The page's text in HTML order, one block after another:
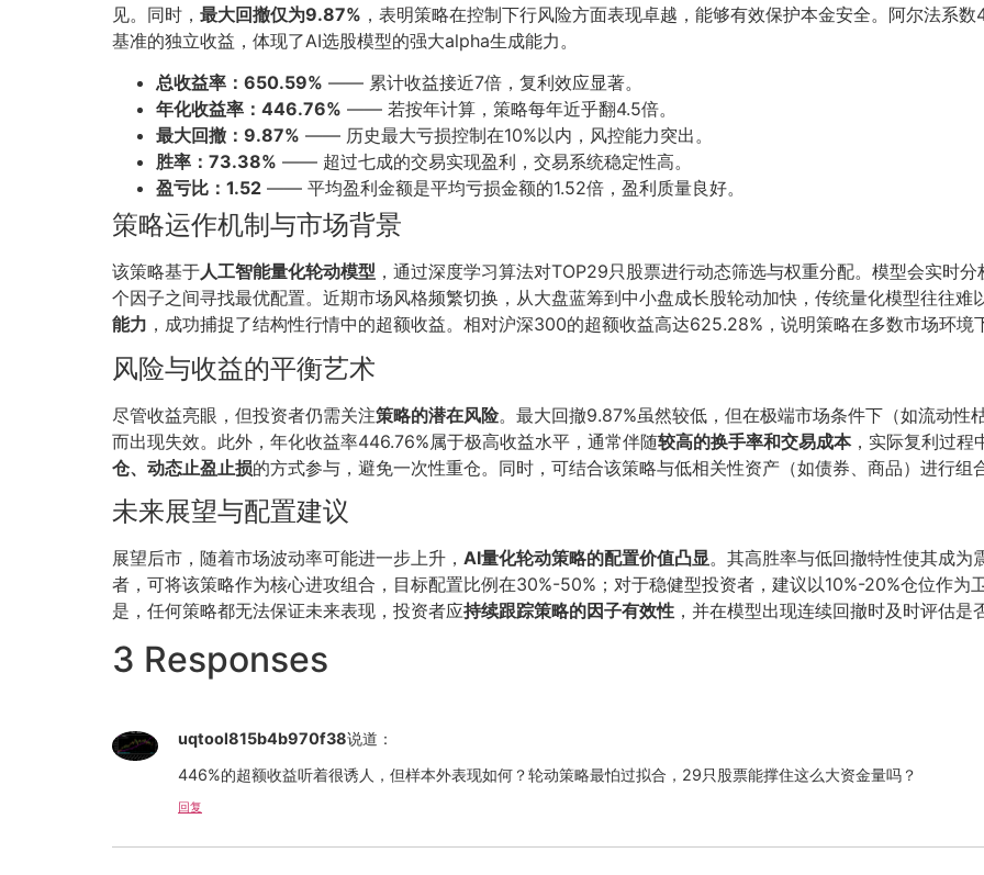
见。同时， 最大回撤仅为9.87% ，表明策略在控制下行风险方面表现卓越，能够有效保护本金安全。阿尔法系
基准的独立收益，体现了AI选股模型的强大alpha生成能力。
总收益率：650.59% —— 累计收益接近7倍，复利效应显著。
年化收益率：446.76% —— 若按年计算，策略每年近乎翻4.5倍。
最大回撤：9.87% —— 历史最大亏损控制在10%以内，风控能力突出。
胜率：73.38% —— 超过七成的交易实现盈利，交易系统稳定性高。
盈亏比：1.52 —— 平均盈利金额是平均亏损金额的1.52倍，盈利质量良好。
策略运作机制与市场背景
该策略基于人工智能量化轮动模型 ，通过深度学习算法对TOP29只股票进行动态筛选与权重分配。模型会实时
个因子之间寻找最优配置。近期市场风格频繁切换，从大盘蓝筹到中小盘成长股轮动加快，传统量化模型往往难
能力 ，成功捕捉了结构性行情中的超额收益。相对沪深300的超额收益高达625.28%，说明策略在多数市场环境
风险与收益的平衡艺术
尽管收益亮眼，但投资者仍需关注策略的潜在风险。最大回撤9.87%虽然较低，但在极端市场条件下（如流动性
而出现失效。此外，年化收益率446.76%属于极高收益水平，通常伴随较高的换手率和交易成本，实际复利过程
仓、动态止盈止损的方式参与，避免一次性重仓。同时，可结合该策略与低相关性资产（如债券、商品）进行组
未来展望与配置建议
展望后市，随着市场波动率可能进一步上升， AI量化轮动策略的配置价值凸显。其高胜率与低回撤特性使其成为
者，可将该策略作为核心进攻组合，目标配置比例在30%-50%；对于稳健型投资者，建议以10%-20%仓位作为
是，任何策略都无法保证未来表现，投资者应持续跟踪策略的因子有效性 ，并在模型出现连续回撤时及时评估是
3 Responses
uqtool815b4b970f38说道：
446%的超额收益听着很诱人，但样本外表现如何？轮动策略最怕过拟合，29只股票能撑住这么大资金量吗？
回复